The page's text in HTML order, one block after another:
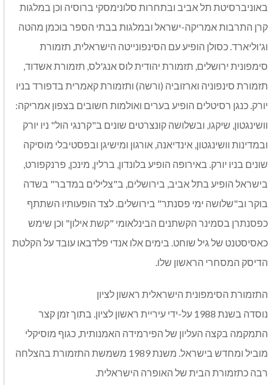
באוניברסיטת תל אביב ובתחרות סלונימסקי ברוסיה וכן במלגות
קרן התרבות אמריקה-ישראל ובמלגות בבתי הספר בוכמן מהטה
וג'וליארד. כסולן הופיע עם הסינפונייטה הישראלית, תזמורת
סימפונית ירושלים, תזמורת יהודית לוס אנג'לס, תזמורת אשדוד,
תזמורת סינפוניה וארזוביה (ורשה) ותזמורת קאמרית בדפורד בניו
יורק. כנגן רסיטלים הופיע בערים ואולמות חשובים בצפון אמריקה:
וושינגטון, שיקגו, ובשלושה קונצרטים שונים ב"קרנגי הול" ניו יורק
ובמדינות וושינגטון, אינדיאנה, אורגון ומישיגן ובפסטיבלי מוסיקה
שונים בניו יורק. באירופה הופיע בלונדון, ברלין, מינכן, פרנקפורט,
בישראל הופיע בתל אביב, בירושלים, ב"צלילים במדבר" בשדה
בוקר וב"שלושה ימי פסנתר" בירושלים. לצד הופעותיו השתתף
כפסנתרן בסמינר הקשתנים הבינלאומי "קשת אילון" וכן שימש
כאסיסטנט של גיל שוחט. בימים אלו אנדי פלדבאו עובד על הקלטת
הדיסק המסחרי הראשון שלו.
התזמורת הסימפונית הישראלית ראשון לציון
נוסדה בשנת 1988 על-ידי עיריית ראשון לציון. בתוך זמן קצר
התמקמה בקצה העליון של הפירמידה האמנותית, כגוף מוסיקלי
מוביל ומחדש בישראל. משנת 1989 משמשת התזמורת בהצלחה
רבה כתזמורת הבית של האופרה הישראלית.